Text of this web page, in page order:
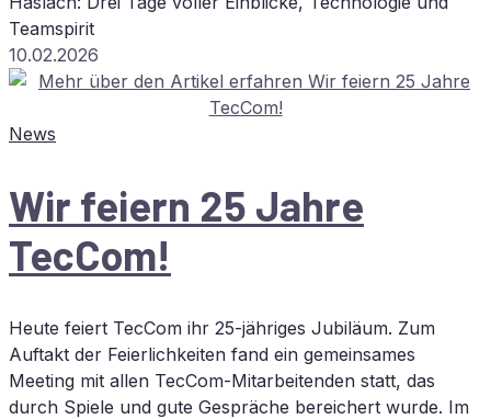
Teamspirit
10.02.2026
News
Wir fei­ern 25 Jah­re
TecCom!
Heute feiert TecCom ihr 25-jähriges Jubiläum. Zum
Auftakt der Feierlichkeiten fand ein gemeinsames
Meeting mit allen TecCom-Mitarbeitenden statt, das
durch Spiele und gute Gespräche bereichert wurde. Im